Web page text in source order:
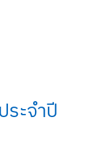
ะจำปี